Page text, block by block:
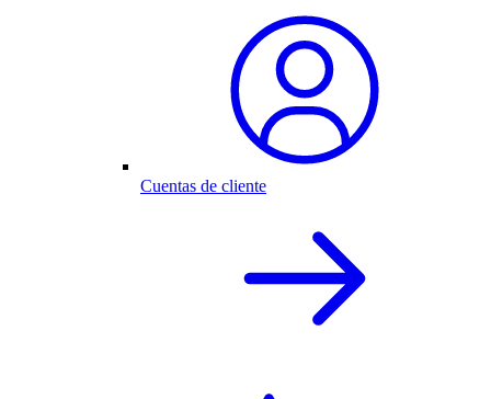
Cuentas de cliente